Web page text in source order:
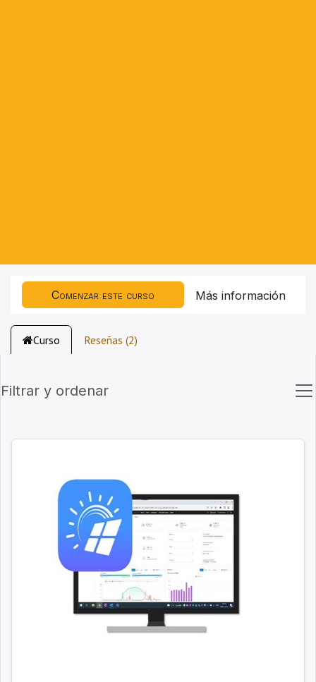
Comenzar este curso Más información
Curso Reseñas (2)
Filtrar y ordenar